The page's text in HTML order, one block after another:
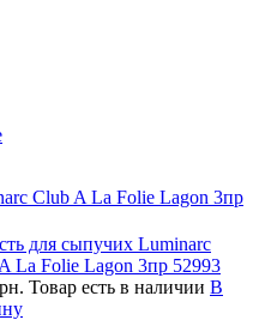
Club A La Folie Lagon 3пр
для сыпучих Luminarc
La Folie Lagon 3пр 52993
Товар есть в наличии В